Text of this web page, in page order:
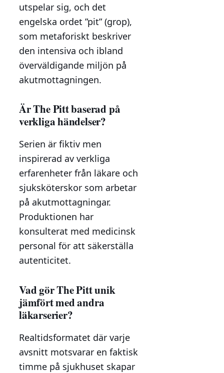
utspelar sig, och det
engelska ordet ”pit” (grop),
som metaforiskt beskriver
den intensiva och ibland
överväldigande miljön på
akutmottagningen.
Är The Pitt baserad på
verkliga händelser?
Serien är fiktiv men
inspirerad av verkliga
erfarenheter från läkare och
sjuksköterskor som arbetar
på akutmottagningar.
Produktionen har
konsulterat med medicinsk
personal för att säkerställa
autenticitet.
Vad gör The Pitt unik
jämfört med andra
läkarserier?
Realtidsformatet där varje
avsnitt motsvarar en faktisk
timme på sjukhuset skapar